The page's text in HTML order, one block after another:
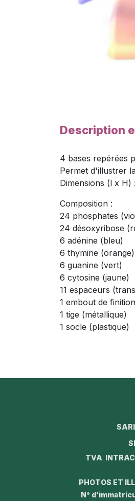
Description
4 bases repérées
Permet d'illustrer
Dimensions (l x H)
Composition :
24 phosphates
24 désoxyribose
6 adénine (bleu)
6 thymine (orange)
6 guanine (vert)
6 cytosine (jaune)
11 espaceurs
1 embout de
1 tige (métallique)
1 socle (plastique)
TVA
PHOTOS ET
N°